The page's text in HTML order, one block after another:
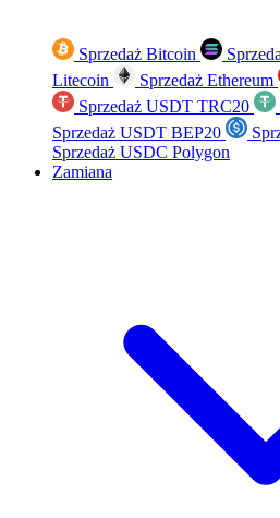
Sprzedaż Bitcoin
Litecoin
Sprzedaż Ethereum
Sprzedaż USDT TRC20
Sprzedaż USDT BEP20
Sprzedaż USDC Polygon
Zamiana